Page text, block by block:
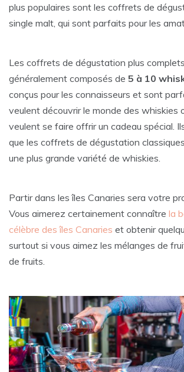
plus populaires sont les coffrets de
single malt, qui sont parfaits pour les
Les coffrets de dégustation plus
généralement composés de 5 à 10
conçus pour les connaisseurs et sont
veulent découvrir le monde des whiskies
veulent se faire offrir un cadeau spécial.
que les coffrets de dégustation
une plus grande variété de whiskies.
Partir dans les îles Canaries sera votre
Vous aimerez certainement connaître la
célèbre des îles Canaries et obtenir
surtout si vous aimez les mélanges de
de fruits.